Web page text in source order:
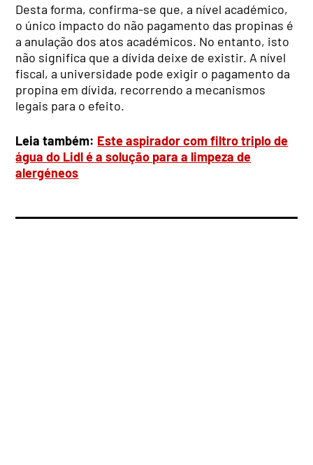
Desta forma, confirma-se que, a nível académico,
o único impacto do não pagamento das propinas é
a anulação dos atos académicos. No entanto, isto
não significa que a dívida deixe de existir. A nível
fiscal, a universidade pode exigir o pagamento da
propina em dívida, recorrendo a mecanismos
legais para o efeito.
Leia também: Este aspirador com filtro triplo de
água do Lidl é a solução para a limpeza de
alergéneos